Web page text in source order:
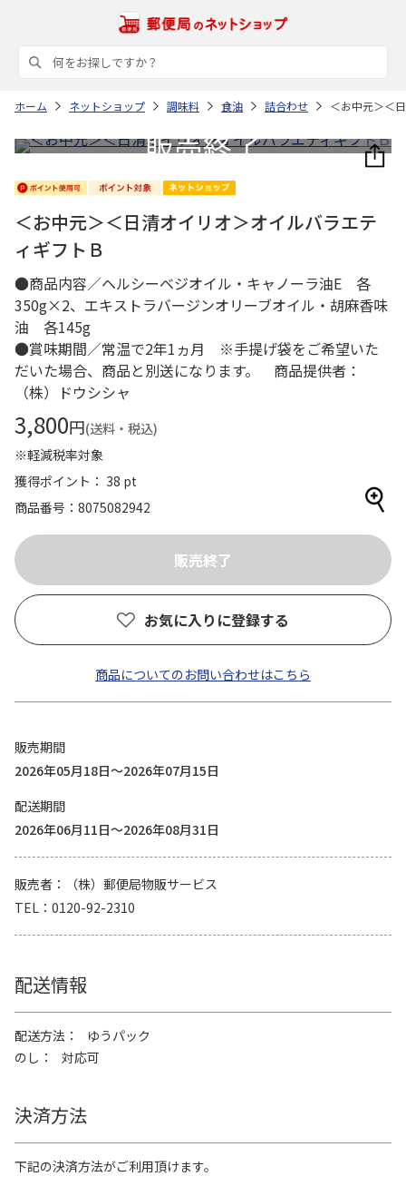
ホーム ネットショップ 調味料 食油 詰合わせ ＜お中元＞＜
＜お中元＞＜日清オイリオ＞オイルバラエテ
ィギフトＢ
●商品内容／ヘルシーベジオイル・キャノーラ油E 各
350g×2、エキストラバージンオリーブオイル・胡麻香味
油 各145g
●賞味期間／常温で2年1ヵ月 ※手提げ袋をご希望いた
だいた場合、商品と別送になります。 商品提供者：
（株）ドウシシャ
3,800円(送料・税込)
※軽減税率対象
獲得ポイント： 38 pt
商品番号
8075082942
お気に入りに登録する
商品についてのお問い合わせはこちら
販売期間
2026年05月18日～2026年07月15日
配送期間
2026年06月11日～2026年08月31日
販売者
（株）郵便局物販サービス
TEL
0120-92-2310
配送情報
配送方法
ゆうパック
のし
対応可
決済方法
下記の決済方法がご利用頂けます。